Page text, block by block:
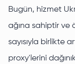
Bugün, hizmet
ağına sahiptir ve
sayısıyla birlikte
proxy'lerini